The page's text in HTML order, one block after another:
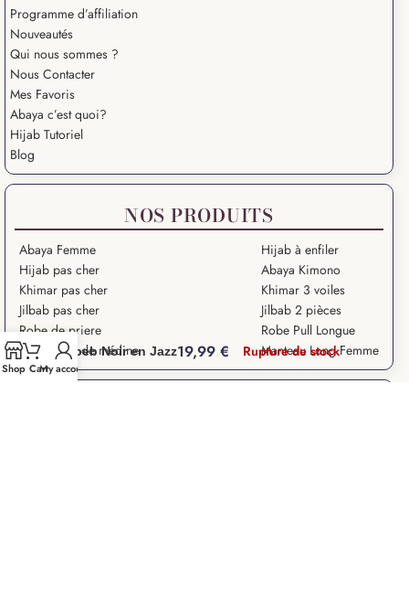
Programme d’affiliation
Nouveautés
Qui nous sommes ?
Nous Contacter
Mes Favoris
Abaya c’est quoi?
Hijab Tutoriel
Blog
NOS PRODUITS
Abaya Femme
Hijab pas cher
Khimar pas cher
Jilbab pas cher
Robe de priere
Hijab Soie de médine
Hijab à enfiler
Abaya Kimono
Khimar 3 voiles
Jilbab 2 pièces
Robe Pull Longue
Manteau Long Femme
Shop CartMy account
Jilbeb Noir en Jazz19,99 € Rupture de stock